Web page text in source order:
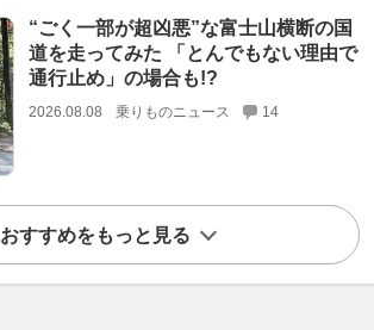
“ごく一部が超凶悪”な富士山横断の国
道を走ってみた 「とんでもない理由で
通行止め」の場合も!?
2026.08.08 乗りものニュース 14
おすすめをもっと見る